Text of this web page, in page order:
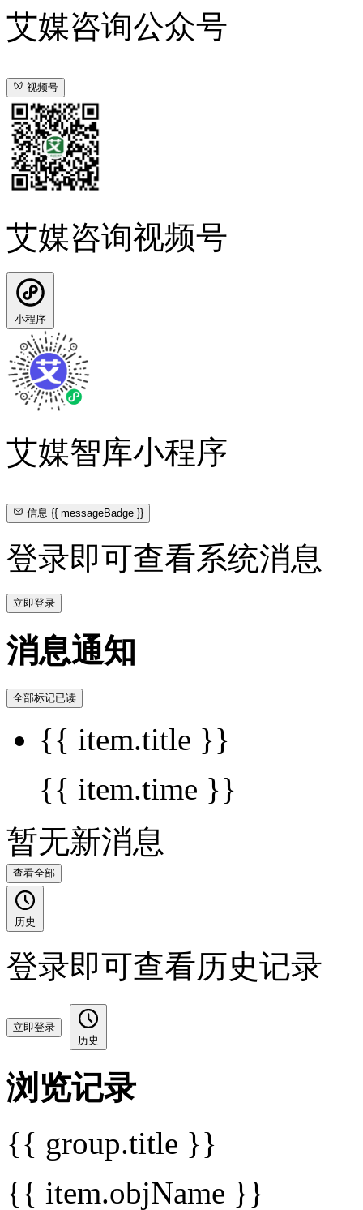
艾媒咨询公众号
视频号
艾媒咨询视频号
小程序
艾媒智库小程序
信息{{ messageBadge }}
登录即可查看系统消息
立即登录
消息通知
全部标记已读
{{ item.title }}
{{ item.time }}
暂无新消息
查看全部
历史
登录即可查看历史记录
立即登录
历史
浏览记录
{{ group.title }}
{{ item.objName }}